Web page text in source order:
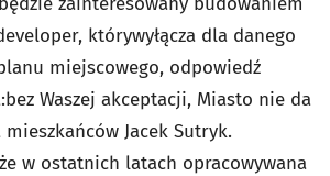
którywyłącza dla danego
miejscowego, odpowiedź
Waszej akceptacji, Miasto nie da
Jacek Sutryk.
w ostatnich latach opracowywana